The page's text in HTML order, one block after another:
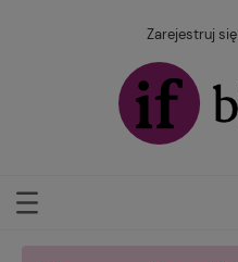
Zarejestruj się